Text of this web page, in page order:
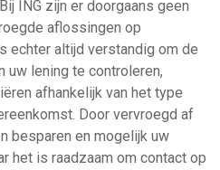
ING zijn er doorgaans geen
aflossingen op
echter altijd verstandig om de
uw lening te controleren,
afhankelijk van het type
Door vervroegd af
besparen en mogelijk uw
het is raadzaam om contact op